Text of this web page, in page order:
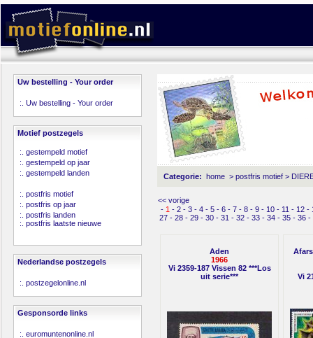
Uw bestelling - Your order
:. Uw bestelling - Your order
Motief postzegels
:. gestempeld motief
:. gestempeld op jaar
:. gestempeld landen
:. postfris motief
:. postfris op jaar
:. postfris landen
:. postfris laatste nieuwe
Nederlandse postzegels
:. postzegelonline.nl
Gesponsorde links
:. euromuntenonline.nl
Categorie: home > postfris motief >
<< vorige
- 1 - 2- 3- 4- 5- 6- 7- 8- 9- 10- 11 - 12-
27- 28- 29- 30- 31 - 32- 33- 34- 35- 36-
Aden
1966
Vi 2359-187 Vissen 82 ***Los
uit serie***
Vi